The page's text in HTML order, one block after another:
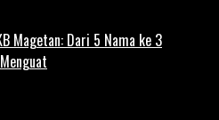
Magetan: Dari 5 Nama ke 3